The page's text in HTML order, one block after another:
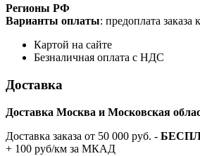
Регионы РФ
Варианты оплаты: предоплата
Картой на сайте
Безналичная оплата с НДС
Доставка
Доставка Москва и Московская
Доставка заказа от 50 000 руб. -
+ 100 руб/км за МКАД